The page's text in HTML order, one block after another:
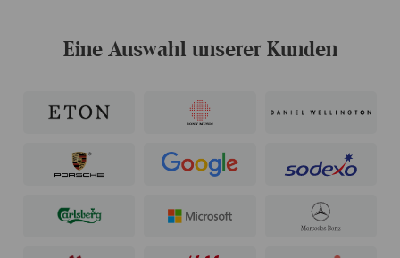
Eine Auswahl unserer Kunden